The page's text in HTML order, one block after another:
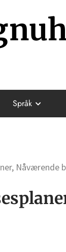
Språk
Nåværende